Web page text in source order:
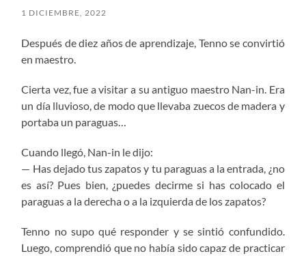
1 DICIEMBRE, 2022
Después de diez años de aprendizaje, Tenno se convirtió
en maestro.
Cierta vez, fue a visitar a su antiguo maestro Nan-in. Era
un día lluvioso, de modo que llevaba zuecos de madera y
portaba un paraguas…
Cuando llegó, Nan-in le dijo:
— Has dejado tus zapatos y tu paraguas a la entrada, ¿no
es así? Pues bien, ¿puedes decirme si has colocado el
paraguas a la derecha o a la izquierda de los zapatos?
Tenno no supo qué responder y se sintió confundido.
Luego, comprendió que no había sido capaz de practicar